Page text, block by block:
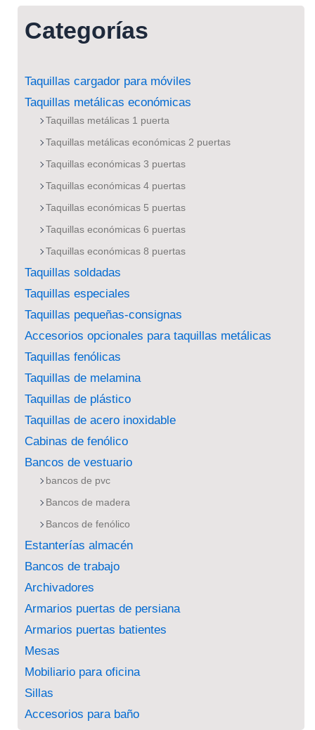
Categorías
Taquillas cargador para móviles
Taquillas metálicas económicas
Taquillas metálicas 1 puerta
Taquillas metálicas económicas 2 puertas
Taquillas económicas 3 puertas
Taquillas económicas 4 puertas
Taquillas económicas 5 puertas
Taquillas económicas 6 puertas
Taquillas económicas 8 puertas
Taquillas soldadas
Taquillas especiales
Taquillas pequeñas-consignas
Accesorios opcionales para taquillas metálicas
Taquillas fenólicas
Taquillas de melamina
Taquillas de plástico
Taquillas de acero inoxidable
Cabinas de fenólico
Bancos de vestuario
bancos de pvc
Bancos de madera
Bancos de fenólico
Estanterías almacén
Bancos de trabajo
Archivadores
Armarios puertas de persiana
Armarios puertas batientes
Mesas
Mobiliario para oficina
Sillas
Accesorios para baño